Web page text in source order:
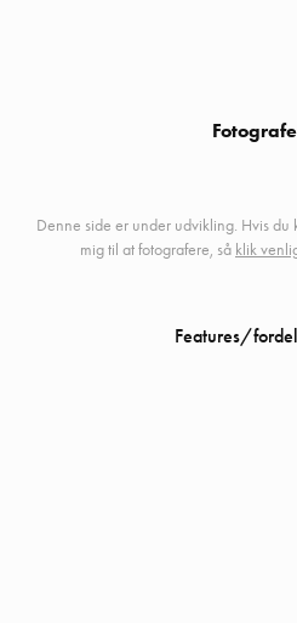
Denne side er under udvikling. Hvis
mig til at fotografere, så klik
Features/